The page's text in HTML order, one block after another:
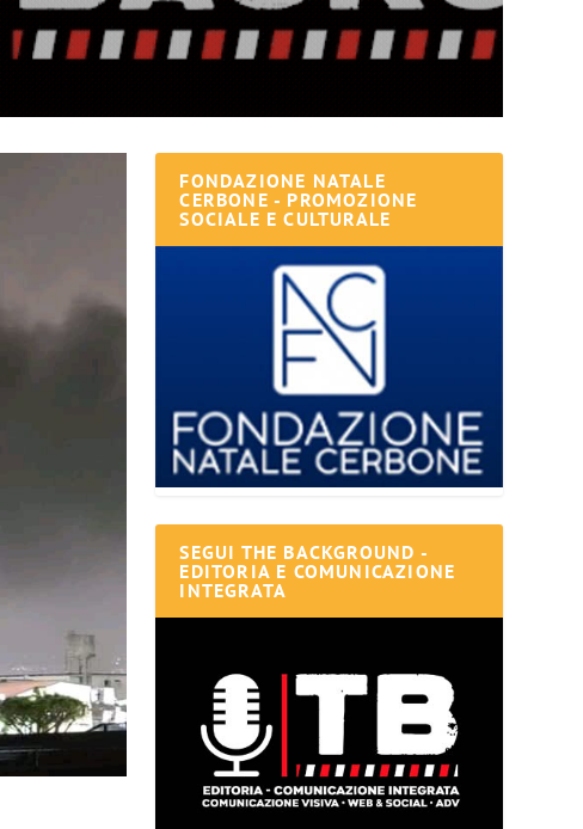
FONDAZIONE NATALE
CERBONE - PROMOZIONE
SOCIALE E CULTURALE
SEGUI THE BACKGROUND -
EDITORIA E COMUNICAZIONE
INTEGRATA